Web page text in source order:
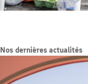
Nos dernières actualités